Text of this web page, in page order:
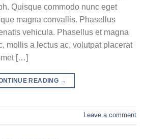
Quisque commodo nunc eget
magna convallis. Phasellus
vehicula. Phasellus et magna
mollis a lectus ac, volutpat placerat
[…]
READING →
Leave a comment